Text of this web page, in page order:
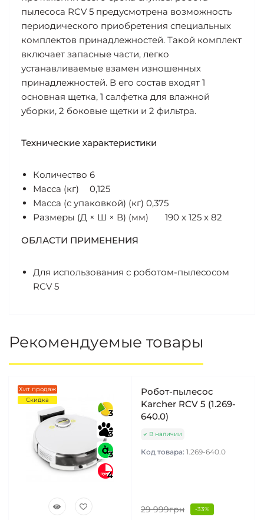
пылесоса RCV 5 предусмотрена возможность
периодического приобретения специальных
комплектов принадлежностей. Такой комплект
включает запасные части, легко
устанавливаемые взамен изношенных
принадлежностей. В его состав входят 1
основная щетка, 1 салфетка для влажной
уборки, 2 боковые щетки и 2 фильтра.
Технические характеристики
Количество 6
Масса (кг)
0,125
Масса (с упаковкой) (кг) 0,375
Размеры (Д × Ш × В) (мм)
190 x 125 x 82
ОБЛАСТИ ПРИМЕНЕНИЯ
Для использования с роботом-пылесосом
RCV 5
Рекомендуемые товары
Хит продаж
Скидка
3
3
3
4
Робот-пылесос
Karcher RCV 5 (1.269-
640.0)
В наличии
Код товара: 1.269-640.0
29 999грн -33%